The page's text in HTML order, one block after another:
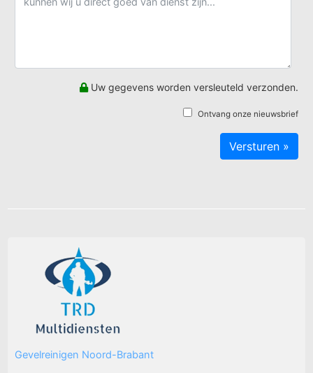
Uw gegevens worden versleuteld verzonden.
Ontvang onze nieuwsbrief
Gevelreinigen Noord-Brabant